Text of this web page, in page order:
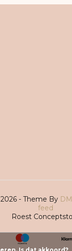
- Theme By
feed
Roest